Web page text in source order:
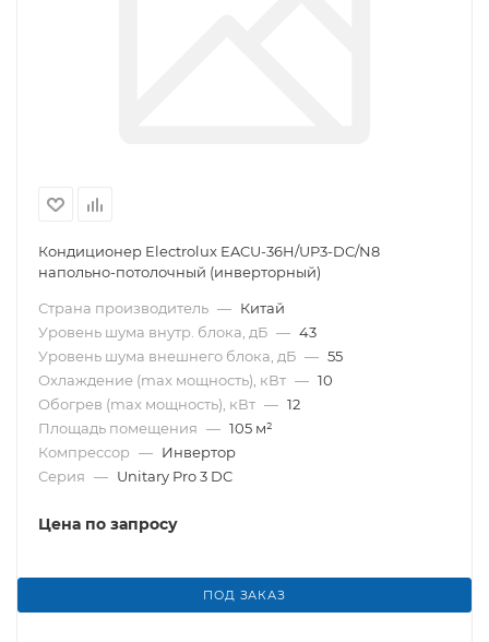
Кондиционер Electrolux EACU-36H/UP3-DC/N8
напольно-потолочный (инверторный)
Страна производитель — Китай
Уровень шума внутр. блока, дБ — 43
Уровень шума внешнего блока, дБ — 55
Охлаждение (max мощность), кВт — 10
Обогрев (max мощность), кВт — 12
Площадь помещения — 105 м²
Компрессор — Инвертор
Серия — Unitary Pro 3 DC
Цена по запросу
ПОД ЗАКАЗ